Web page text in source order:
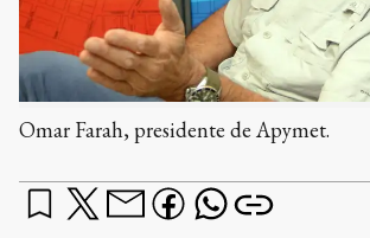
Omar Farah, presidente de Apymet.